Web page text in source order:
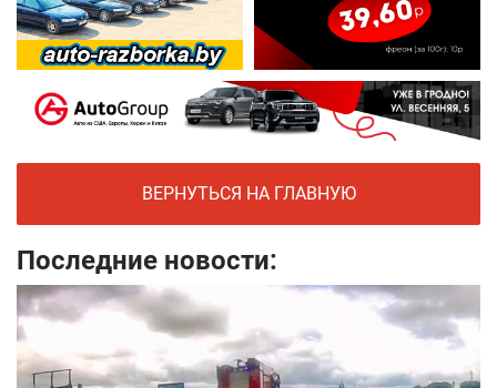
ВЕРНУТЬСЯ НА ГЛАВНУЮ
Последние новости: